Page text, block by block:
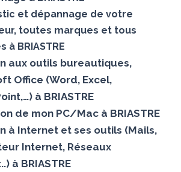
et dépannage de votre
toutes marques et tous
à BRIASTRE
aux outils bureautiques,
Office (Word, Excel,
à BRIASTRE
de mon PC/Mac à BRIASTRE
à Internet et ses outils (Mails,
Internet, Réseaux
à BRIASTRE